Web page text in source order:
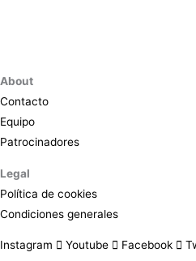
About
Contacto
Equipo
Patrocinadores
Legal
Política de cookies
Condiciones generales
Instagram Youtube Facebook